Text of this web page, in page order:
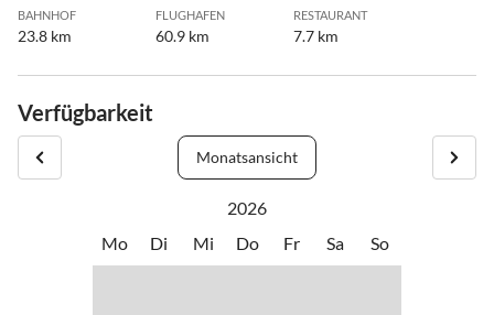
BAHNHOF
23.8 km
FLUGHAFEN
60.9 km
RESTAURANT
7.7 km
Verfügbarkeit
Monatsansicht
2026
Mo
Di Mi Do Fr Sa So